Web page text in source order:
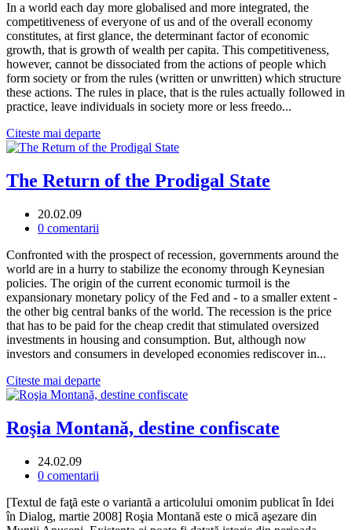
In a world each day more globalised and more integrated, the
competitiveness of everyone of us and of the overall economy
constitutes, at first glance, the determinant factor of economic
growth, that is growth of wealth per capita. This competitiveness,
however, cannot be dissociated from the actions of people which
form society or from the rules (written or unwritten) which structure
these actions. The rules in place, that is the rules actually followed in
practice, leave individuals in society more or less freedo...
Citeste mai departe
The Return of the Prodigal State
20.02.09
0 comentarii
Confronted with the prospect of recession, governments around the
world are in a hurry to stabilize the economy through Keynesian
policies. The origin of the current economic turmoil is the
expansionary monetary policy of the Fed and - to a smaller extent -
the other big central banks of the world. The recession is the price
that has to be paid for the cheap credit that stimulated oversized
investments in housing and consumption. But, although now
investors and consumers in developed economies rediscover in...
Citeste mai departe
Roşia Montană, destine confiscate
24.02.09
0 comentarii
[Textul de faţă este o variantă a articolului omonim publicat în Idei
în Dialog, martie 2008] Roşia Montană este o mică aşezare din